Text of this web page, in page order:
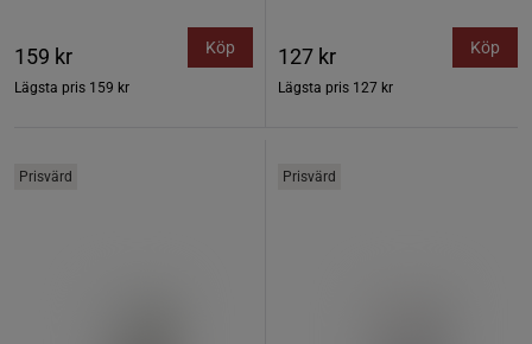
159 kr
Lägsta pris 159 kr
Köp 127 kr
Lägsta pris 127 kr
Köp
Prisvärd Prisvärd